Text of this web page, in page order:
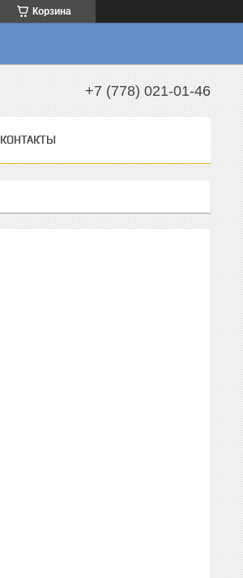
Корзина
+7 (778) 021-01-46
КОНТАКТЫ